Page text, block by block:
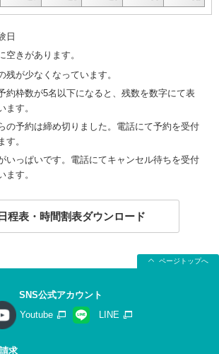
日
空きがあります。
残が少なくなっています。
約枠数が5名以下になると、残数を数字にて表
ます。
の予約は締め切りました。電話にて予約を受付
す。
いっぱいです。電話にてキャンセル待ちを受付
ます。
程表・時間割表ダウンロード
ページトップへ
SNS公式アカウント
Youtube
LINE
求